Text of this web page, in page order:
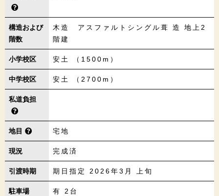
構造および
階数
木造 アスファルトシングル葺 造 地上2
階建
小学校区 安土 （1500m）
中学校区 安土 （2700m）
私道負担
地目 宅地
現況 完成済
引渡時期 期日指定 2026年3月 上旬
駐車場 有 2台